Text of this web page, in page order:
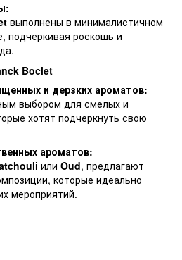
выполнены в минималистичном
подчеркивая роскошь и
Boclet
и дерзких ароматов:
выбором для смелых и
хотят подчеркнуть свою
ароматов:
или Oud, предлагают
которые идеально
мероприятий.